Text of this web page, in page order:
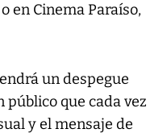
en Cinema Paraíso,
un despegue
que cada vez
y el mensaje de